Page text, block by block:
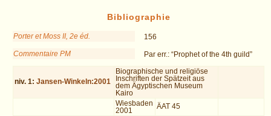
Bibliographie
Porter et Moss II, 2e éd.
156
Commentaire PM
Par err.: “Prophet of the 4th guild”
niv. 1:Jansen-Winkeln:2001
Biographische und religiöse
Inschriften der Spätzeit aus
dem Ägyptischen Museum
Kairo
Wiesbaden
2001
ÄAT 45